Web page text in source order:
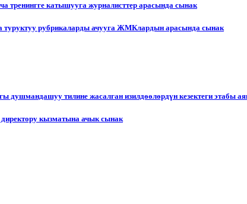
тренингге катышууга журналисттер арасында сынак
туруктуу рубрикаларды ачууга ЖМКлардын арасында сынак
душмандашуу тилине жасалган изилдөөлөрдүн кезектеги этабы
кызматына ачык сынак